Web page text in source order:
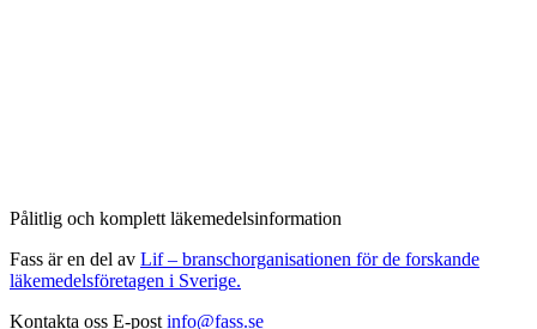
Pålitlig och komplett läkemedelsinformation
Fass är en del av Lif – branschorganisationen för de forskande
läkemedelsföretagen i Sverige.
Kontakta oss E-post info@fass.se